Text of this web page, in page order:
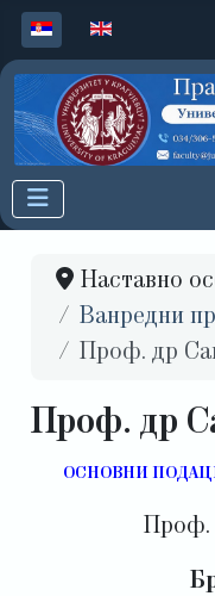
Изаберите ваш
Наставно
Ванредни
Проф. др
Проф. др
ОСНОВНИ
Проф.